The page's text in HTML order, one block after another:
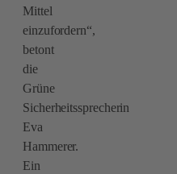
Mittel
einzufordern“,
betont
die
Grüne
Sicherheitssprecherin
Eva
Hammerer.
Ein